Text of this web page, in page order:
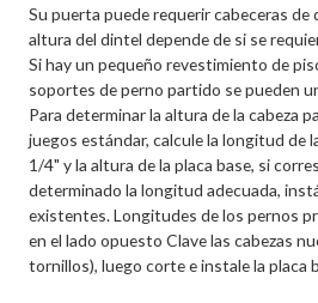
Su puerta puede requerir cabeceras de
altura del dintel depende de si se
Si hay un pequeño revestimiento de
soportes de perno partido se pueden
Para determinar la altura de la cabeza
juegos estándar, calcule la longitud de
1/4" y la altura de la placa base, si
determinado la longitud adecuada,
existentes. Longitudes de los pernos
en el lado opuesto Clave las cabezas
tornillos), luego corte e instale la placa